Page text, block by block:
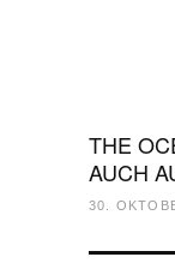
THE
AUCH
30.